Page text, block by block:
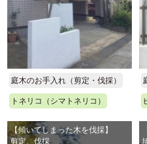
庭木のお手入れ（剪定・伐採）
トネリコ（シマトネリコ）
【傾いてしまった木を伐採】
剪定、伐採